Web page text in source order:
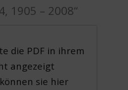
1905 – 2008“
die PDF in ihrem
angezeigt
sie hier